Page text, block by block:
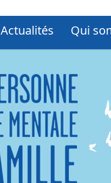
Actualités Qui